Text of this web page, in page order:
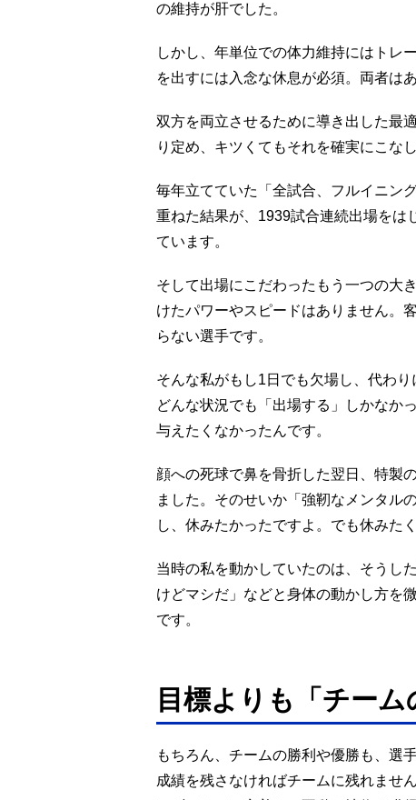
の維持が肝でした。
しかし、年単位での体力維持にはトレ
を出すには入念な休息が必須。両者は
双方を両立させるために導き出した最
り定め、キツくてもそれを確実にこな
毎年立てていた「全試合、フルイニン
重ねた結果が、1939試合連続出場をは
ています。
そして出場にこだわったもう一つの大
けたパワーやスピードはありません。
らない選手です。
そんな私がもし1日でも欠場し、代わ
どんな状況でも「出場する」しかなか
与えたくなかったんです。
顔への死球で鼻を骨折した翌日、特製
ました。そのせいか「強靭なメンタル
し、休みたかったですよ。でも休みた
当時の私を動かしていたのは、そうし
けどマシだ」などと身体の動かし方を
です。
目標よりも「チーム
もちろん、チームの勝利や優勝も、選
成績を残さなければチームに残れませ